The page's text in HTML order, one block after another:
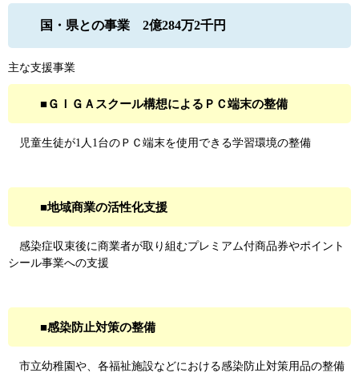
国・県との事業 2億284万2千円
主な支援事業
■ＧＩＧＡスクール構想によるＰＣ端末の整備
児童生徒が1人1台のＰＣ端末を使用できる学習環境の整備
■地域商業の活性化支援
感染症収束後に商業者が取り組むプレミアム付商品券やポイント
シール事業への支援
■感染防止対策の整備
市立幼稚園や、各福祉施設などにおける感染防止対策用品の整備